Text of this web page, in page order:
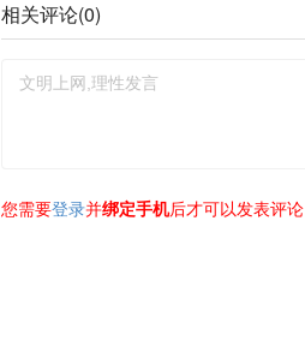
相关评论(0)
您需要登录并绑定手机后才可以发表评论